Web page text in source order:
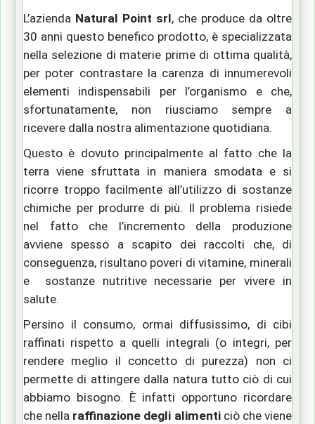
L’azienda Natural Point srl, che produce da oltre
30 anni questo benefico prodotto, è specializzata
nella selezione di materie prime di ottima qualità,
per poter contrastare la carenza di innumerevoli
elementi indispensabili per l’organismo e che,
sfortunatamente, non riusciamo sempre a
ricevere dalla nostra alimentazione quotidiana.
Questo è dovuto principalmente al fatto che la
terra viene sfruttata in maniera smodata e si
ricorre troppo facilmente all’utilizzo di sostanze
chimiche per produrre di più. Il problema risiede
nel fatto che l’incremento della produzione
avviene spesso a scapito dei raccolti che, di
conseguenza, risultano poveri di vitamine, minerali
e sostanze nutritive necessarie per vivere in
salute.
Persino il consumo, ormai diffusissimo, di cibi
raffinati rispetto a quelli integrali (o integri, per
rendere meglio il concetto di purezza) non ci
permette di attingere dalla natura tutto ciò di cui
abbiamo bisogno. È infatti opportuno ricordare
che nella raffinazione degli alimenticiò che viene